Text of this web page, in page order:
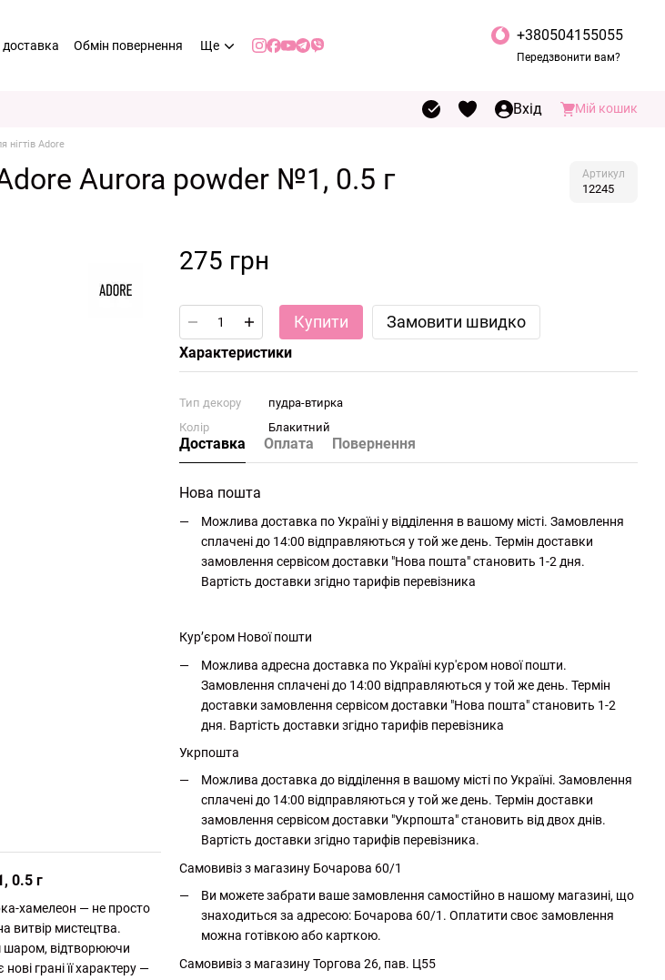
доставка Обмін повернення Ще
+380504155055
Передзвонити вам?
Вхід Мій кошик
нігтів Adore
Aurora powder №1, 0.5 г Артикул
12245
0.5 г
хамелеон — не просто
витвір мистецтва.
шаром, відтворюючи
грані її характеру —
275 грн
Купити Замовити швидко
Характеристики
Тип декору
пудра-втирка
Колір
Блакитний
Доставка Оплата Повернення
Нова пошта
Можлива доставка по Україні у відділення в вашому місті. Замовлення
сплачені до 14:00 відправляються у той же день. Термін доставки
замовлення сервісом доставки "Нова пошта" становить 1-2 дня.
Вартість доставки згідно тарифів перевізника
Кур’єром Нової пошти
Можлива адресна доставка по Україні кур'єром нової пошти.
Замовлення сплачені до 14:00 відправляються у той же день. Термін
доставки замовлення сервісом доставки "Нова пошта" становить 1-2
дня. Вартість доставки згідно тарифів перевізника
Укрпошта
Можлива доставка до відділення в вашому місті по Україні. Замовлення
сплачені до 14:00 відправляються у той же день. Термін доставки
замовлення сервісом доставки "Укрпошта" становить від двох днів.
Вартість доставки згідно тарифів перевізника.
Самовивіз з магазину Бочарова 60/1
Ви можете забрати ваше замовлення самостійно в нашому магазині, що
знаходиться за адресою: Бочарова 60/1. Оплатити своє замовлення
можна готівкою або карткою.
Самовивіз з магазину Торгова 26, пав. Ц55